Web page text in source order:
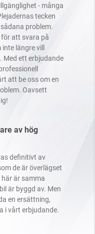
- många
tecken
problem.
att svara på
längre vill
Med ett erbjudande
att be oss om en
Oavsett
av hög
definitivt av
de är överlägset
är samma
är byggd av. Men
en ersättning,
i vårt erbjudande.